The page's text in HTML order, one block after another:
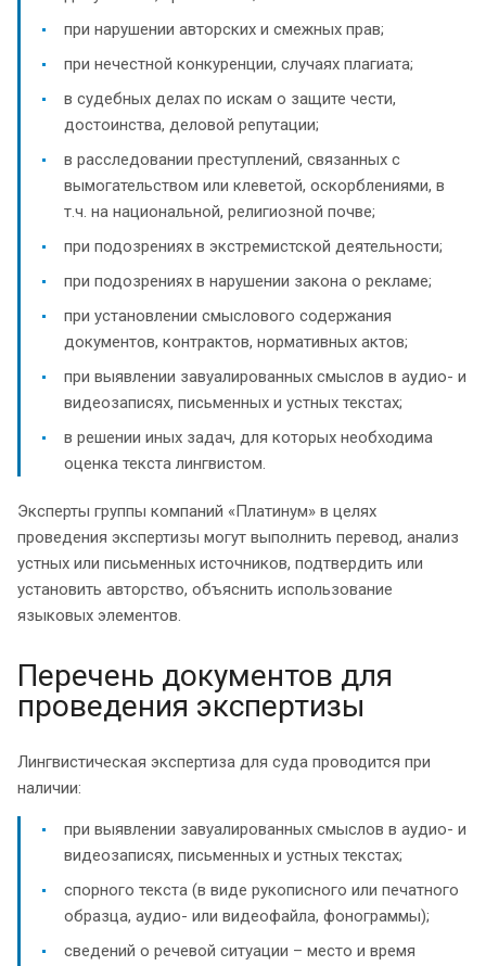
при нарушении авторских и смежных прав;
при нечестной конкуренции, случаях плагиата;
в судебных делах по искам о защите чести,
достоинства, деловой репутации;
в расследовании преступлений, связанных с
вымогательством или клеветой, оскорблениями, в
т.ч. на национальной, религиозной почве;
при подозрениях в экстремистской деятельности;
при подозрениях в нарушении закона о рекламе;
при установлении смыслового содержания
документов, контрактов, нормативных актов;
при выявлении завуалированных смыслов в аудио- и
видеозаписях, письменных и устных текстах;
в решении иных задач, для которых необходима
оценка текста лингвистом.
Эксперты группы компаний «Платинум» в целях
проведения экспертизы могут выполнить перевод, анализ
устных или письменных источников, подтвердить или
установить авторство, объяснить использование
языковых элементов.
Перечень документов для
проведения экспертизы
Лингвистическая экспертиза для суда проводится при
наличии:
при выявлении завуалированных смыслов в аудио- и
видеозаписях, письменных и устных текстах;
спорного текста (в виде рукописного или печатного
образца, аудио- или видеофайла, фонограммы);
сведений о речевой ситуации – место и время